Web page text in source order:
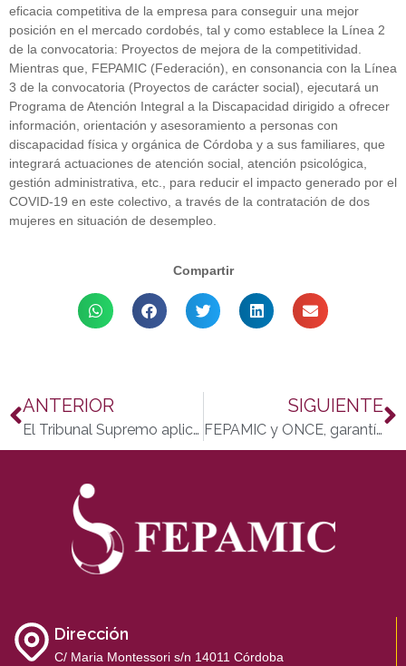
eficacia competitiva de la empresa para conseguir una mejor
posición en el mercado cordobés, tal y como establece la Línea 2
de la convocatoria: Proyectos de mejora de la competitividad.
Mientras que, FEPAMIC (Federación), en consonancia con la Línea
3 de la convocatoria (Proyectos de carácter social), ejecutará un
Programa de Atención Integral a la Discapacidad dirigido a ofrecer
información, orientación y asesoramiento a personas con
discapacidad física y orgánica de Córdoba y a sus familiares, que
integrará actuaciones de atención social, atención psicológica,
gestión administrativa, etc., para reducir el impacto generado por el
COVID-19 en este colectivo, a través de la contratación de dos
mujeres en situación de desempleo.
Compartir
ANTERIOR
El Tribunal Supremo aplica la nueva normativa sobre medidas de apoyo judicial a personas con discapacidad
SIGUIENTE
FEPAMIC y ONCE, garantía de empleabilidad para las personas con discapacidad
Dirección
C/ Maria Montessori s/n 14011 Córdoba